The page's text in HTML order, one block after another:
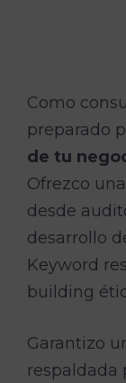
Como
preparado
de tu
Ofrezco
desde
desarrollo
Keyword
building
Garantizo
respaldada